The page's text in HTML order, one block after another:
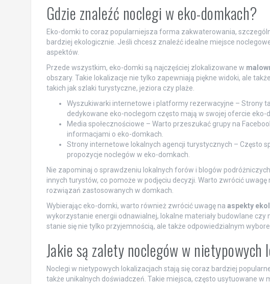
Gdzie znaleźć noclegi w eko-domkach?
Eko-domki to coraz popularniejsza forma zakwaterowania,
bardziej ekologicznie. Jeśli chcesz znaleźć idealne miejsce
aspektów.
Przede wszystkim, eko-domki są najczęściej zlokalizowane w
obszary. Takie lokalizacje nie tylko zapewniają piękne widoki, ale
takich jak szlaki turystyczne, jeziora czy plaże.
Wyszukiwarki internetowe i platformy rezerwacyjne – Strony
dedykowane eko-noclegom często mają w swojej ofercie eko-
Media społecznościowe – Warto przeszukać grupy na
informacjami o eko-domkach.
Strony internetowe lokalnych agencji turystycznych – Często
propozycje noclegów w eko-domkach.
Nie zapominaj o sprawdzeniu lokalnych forów i blogów
innych turystów, co pomoże w podjęciu decyzji. Warto zwrócić
rozwiązań zastosowanych w domkach.
Wybierając eko-domki, warto również zwrócić uwagę na aspekty
wykorzystanie energii odnawialnej, lokalne materiały budowlane
stanie się nie tylko przyjemnością, ale także odpowiedzialnym
Jakie są zalety noclegów w nietypowych
Noclegi w nietypowych lokalizacjach stają się coraz bardziej
także unikalnych doświadczeń. Takie miejsca, często usytuowane